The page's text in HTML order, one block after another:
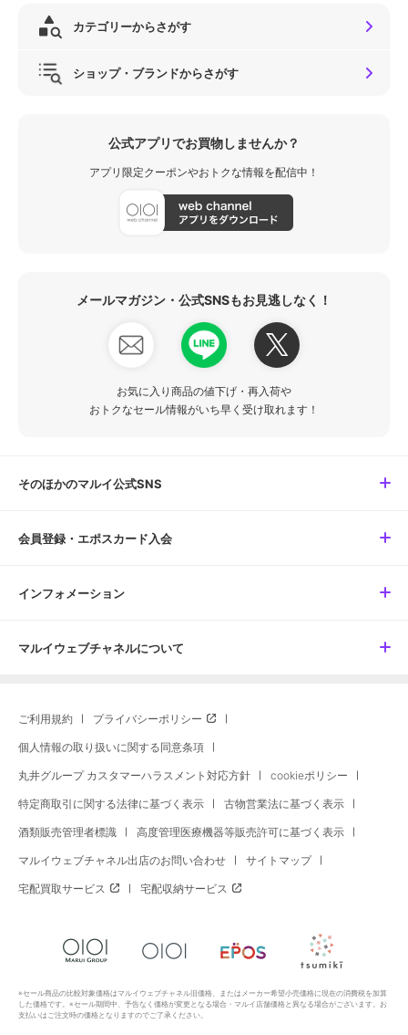
カテゴリーからさがす
ショップ・ブランドからさがす
公式アプリでお買物しませんか？
アプリ限定クーポンやおトクな情報を配信中！
メールマガジン・公式SNSもお見逃しなく！
お気に入り商品の値下げ・再入荷や
おトクなセール情報がいち早く受け取れます！
そのほかのマルイ公式SNS
会員登録・エポスカード入会
インフォメーション
マルイウェブチャネルについて
ご利用規約 プライバシーポリシー
個人情報の取り扱いに関する同意条項
丸井グループ カスタマーハラスメント対応方針 cookieポリシー
特定商取引に関する法律に基づく表示 古物営業法に基づく表示
酒類販売管理者標識 高度管理医療機器等販売許可に基づく表示
マルイウェブチャネル出店のお問い合わせ サイトマップ
宅配買取サービス 宅配収納サービス
※セール商品の比較対象価格はマルイウェブチャネル旧価格、またはメーカー希望小売価格に現在の消費税を加算
した価格です。※セール期間中、予告なく価格が変更となる場合・マルイ店舗価格と異なる場合がございます。お
支払いはご注文時の価格となりますのでご了承ください。